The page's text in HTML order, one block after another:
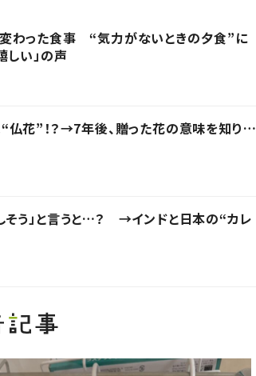
わった食事 “気力がないときの夕食”に
しい」の声
仏花”！？→7年後、贈った花の意味を知り…
そう」と言うと…？ →インドと日本の“カレ